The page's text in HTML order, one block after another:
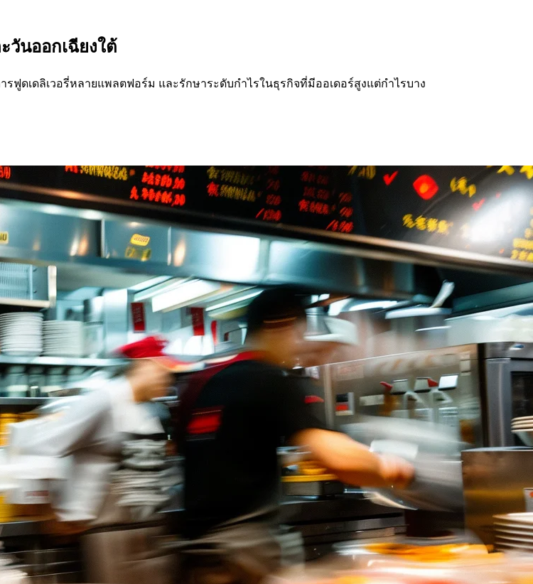
วันออกเฉียงใต้
ฟูดเดลิเวอรี่หลายแพลตฟอร์ม และรักษาระดับกำไรในธุรกิจที่มีออเดอร์สูงแต่กำไรบาง